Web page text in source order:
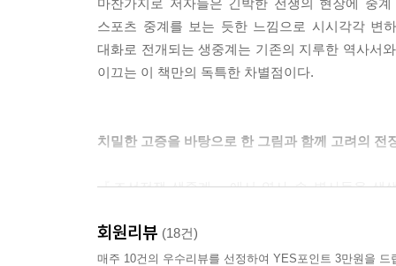
마찬가지로 저자들은 긴박한 전쟁의 현장에 중
스포츠 중계를 보는 듯한 느낌으로 시시각각 변
대화로 전개되는 생중계는 기존의 지루한 역사서
이끄는 이 책만의 독특한 차별점이다.
치밀한 고증을 바탕으로 한 그림과 함께 고려의 전
『조선전쟁 생중계』에서 역사 속 병사들을 생
치밀한 고증을 거쳐 당시 병사들의 모습을 정확
수 있도록 역사 속 전투 장면을 완성도 높은 그림
회원리뷰 (18건)
매주 10건의 우수리뷰를 선정하여 YES포인트 3만원을 드